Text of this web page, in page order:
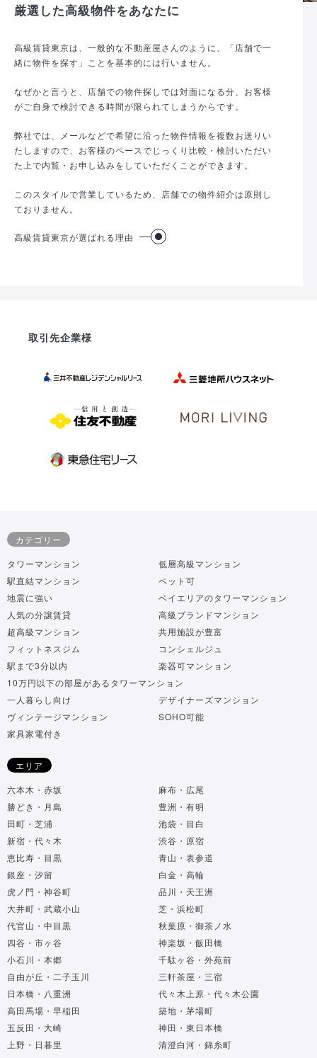
厳選した高級物件をあなたに
高級賃貸東京は、一般的な不動産屋さんのように、「店舗で一
緒に物件を探す」ことを基本的には行いません。
なぜかと言うと、店舗での物件探しでは対面になる分、お客様
がご自身で検討できる時間が限られてしまうからです。
弊社では、メールなどで希望に沿った物件情報を複数お送りい
たしますので、お客様のペースでじっくり比較・検討いただい
た上で内覧・お申し込みをしていただくことができます。
このスタイルで営業しているため、店舗での物件紹介は原則し
ておりません。
高級賃貸東京が選ばれる理由
取引先企業様
カテゴリー
タワーマンション
低層高級マンション
駅直結マンション
ペット可
地震に強い
ベイエリアのタワーマンション
人気の分譲賃貸
高級ブランドマンション
超高級マンション
共用施設が豊富
フィットネスジム
コンシェルジュ
駅まで3分以内
楽器可マンション
10万円以下の部屋があるタワーマンション
一人暮らし向け
デザイナーズマンション
ヴィンテージマンション
SOHO可能
家具家電付き
エリア
六本木・赤坂
麻布・広尾
勝どき・月島
豊洲・有明
田町・芝浦
池袋・目白
新宿・代々木
渋谷・原宿
恵比寿・目黒
青山・表参道
銀座・汐留
白金・高輪
虎ノ門・神谷町
品川・天王洲
大井町・武蔵小山
芝・浜松町
代官山・中目黒
秋葉原・御茶ノ水
四谷・市ヶ谷
神楽坂・飯田橋
小石川・本郷
千駄ヶ谷・外苑前
自由が丘・二子玉川
三軒茶屋・三宿
日本橋・八重洲
代々木上原・代々木公園
高田馬場・早稲田
築地・茅場町
五反田・大崎
神田・東日本橋
上野・日暮里
清澄白河・錦糸町